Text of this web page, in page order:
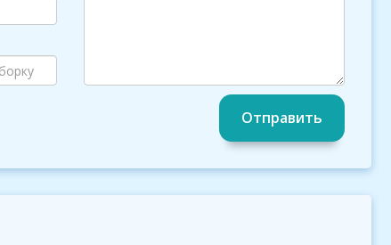
Отправить